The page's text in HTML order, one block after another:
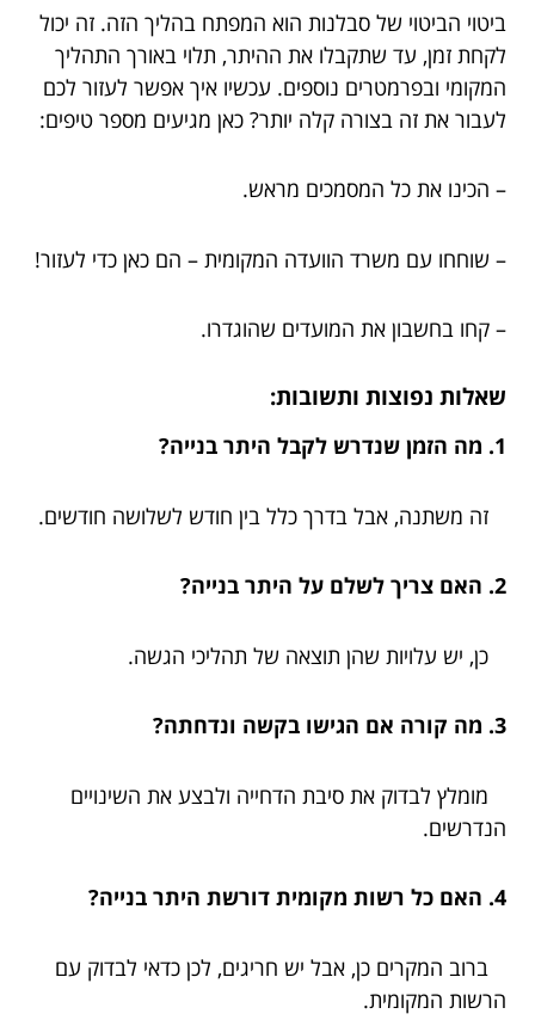
ביטוי הביטוי של סבלנות הוא המפתח בהליך הזה. זה יכול
לקחת זמן, עד שתקבלו את ההיתר, תלוי באורך התהליך
המקומי ובפרמטרים נוספים. עכשיו איך אפשר לעזור לכם
לעבור את זה בצורה קלה יותר? כאן מגיעים מספר טיפים:
– הכינו את כל המסמכים מראש.
– שוחחו עם משרד הוועדה המקומית – הם כאן כדי לעזור!
– קחו בחשבון את המועדים שהוגדרו.
שאלות נפוצות ותשובות:
1. מה הזמן שנדרש לקבל היתר בנייה?
זה משתנה, אבל בדרך כלל בין חודש לשלושה חודשים.
2. האם צריך לשלם על היתר בנייה?
כן, יש עלויות שהן תוצאה של תהליכי הגשה.
3. מה קורה אם הגישו בקשה ונדחתה?
מומלץ לבדוק את סיבת הדחייה ולבצע את השינויים
הנדרשים.
4. האם כל רשות מקומית דורשת היתר בנייה?
ברוב המקרים כן, אבל יש חריגים, לכן כדאי לבדוק עם
הרשות המקומית.